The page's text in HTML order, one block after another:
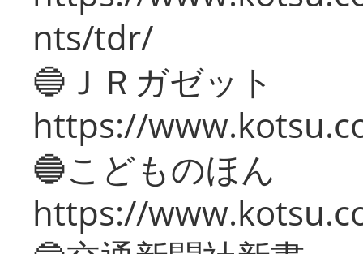
nts/tdr/
🔵ＪＲガゼット
https://
🔵こどものほん
https://